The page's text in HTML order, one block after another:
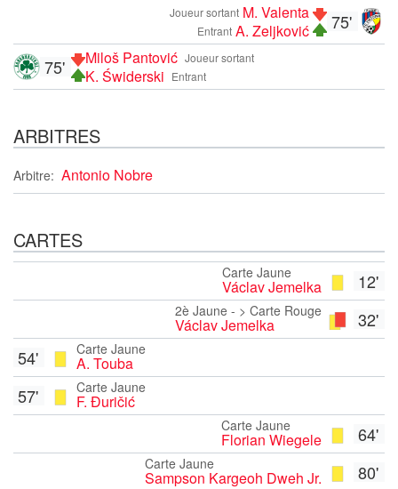
75'
Joueur sortant M. Valenta
Entrant A. Zeljković
Joueur sortant
Miloš Pantović
Entrant
K. Świderski
75'
ARBITRES
Arbitre: Antonio Nobre
CARTES
12'
Carte Jaune
Václav Jemelka
32'
2è Jaune - > Carte Rouge
Václav Jemelka
Carte Jaune
A. Touba
54'
Carte Jaune
F. Đuričić
57'
64'
Carte Jaune
Florian Wiegele
80'
Carte Jaune
Sampson Kargeoh Dweh Jr.